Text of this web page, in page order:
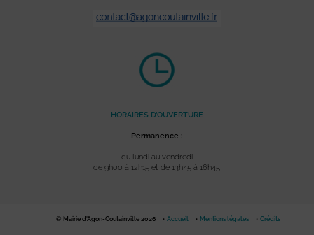
HORAIRES D’OUVERTURE
Permanence :
du lundi au vendredi
de 9h00 à 12h15 et de 13h45 à 16h45
© Mairie d'Agon-Coutainville 2026 Accueil Mentions légales Crédits